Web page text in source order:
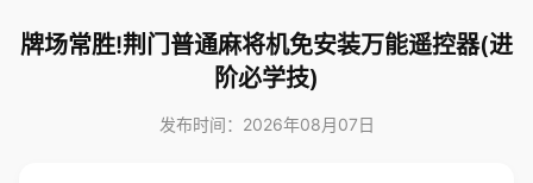
牌场常胜!荆门普通麻将机免安装万能遥控器(进
阶必学技)
发布时间：2026年08月07日